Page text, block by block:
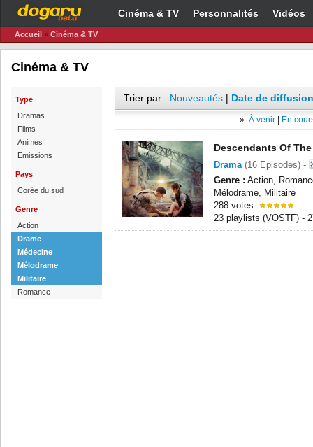
Cinéma & TV Personnalités Vidéos
Accueil » Cinéma & TV
Cinéma & TV
Type
Dramas
Films
Animes
Emissions
Pays
Corée du sud
Genre
Action
Drame
Médecine
Mélodrame
Militaire
Romance
Trier par : Nouveautés | Date de
» À venir En
Descendants Of
Drama(16 Episodes) -
Genre : Action,
Mélodrame, Militaire
288 votes:
23 playlists (VOSTF) -